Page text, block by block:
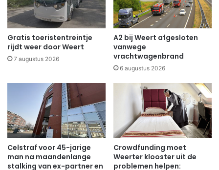
Gratis toeristentreintje
rijdt weer door Weert
7 augustus 2026
A2 bij Weert afgesloten
vanwege
vrachtwagenbrand
6 augustus 2026
Celstraf voor 45-jarige
man na maandenlange
stalking van ex-partner en
Crowdfunding moet
Weerter klooster uit de
problemen helpen: